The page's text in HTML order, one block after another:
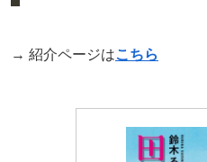
→ 紹介ページはこちら